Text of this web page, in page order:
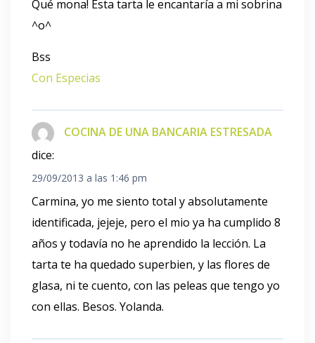
Qué mona! Esta tarta le encantaría a mi sobrina
^o^
Bss
Con Especias
COCINA DE UNA BANCARIA ESTRESADA
dice:
29/09/2013 a las 1:46 pm
Carmina, yo me siento total y absolutamente
identificada, jejeje, pero el mio ya ha cumplido 8
años y todavía no he aprendido la lección. La
tarta te ha quedado superbien, y las flores de
glasa, ni te cuento, con las peleas que tengo yo
con ellas. Besos. Yolanda.